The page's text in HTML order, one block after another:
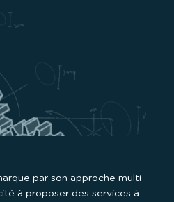
par son approche multi-
à proposer des services à